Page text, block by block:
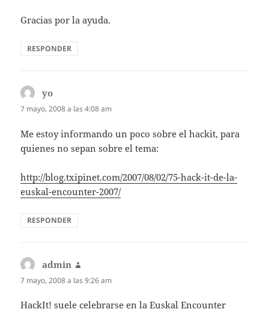
Gracias por la ayuda.
RESPONDER
yo
7 mayo, 2008 a las 4:08 am
Me estoy informando un poco sobre el hackit, para
quienes no sepan sobre el tema:
http://blog.txipinet.com/2007/08/02/75-hack-it-de-la-
euskal-encounter-2007/
RESPONDER
admin
7 mayo, 2008 a las 9:26 am
HackIt! suele celebrarse en la Euskal Encounter